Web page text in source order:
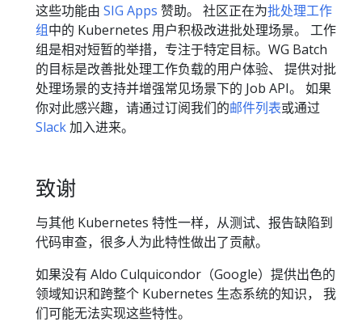
这些功能由 SIG Apps 赞助。 社区正在为批处理工作
组中的 Kubernetes 用户积极改进批处理场景。 工作
组是相对短暂的举措，专注于特定目标。WG Batch
的目标是改善批处理工作负载的用户体验、 提供对批
处理场景的支持并增强常见场景下的 Job API。 如果
你对此感兴趣，请通过订阅我们的邮件列表或通过
Slack加入进来。
致谢
与其他 Kubernetes 特性一样，从测试、报告缺陷到
代码审查，很多人为此特性做出了贡献。
如果没有 Aldo Culquicondor（Google）提供出色的
领域知识和跨整个 Kubernetes 生态系统的知识， 我
们可能无法实现这些特性。